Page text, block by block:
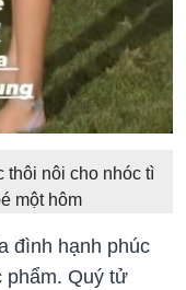
thôi nôi cho nhóc tì
một hôm
đình hạnh phúc
phẩm. Quý tử